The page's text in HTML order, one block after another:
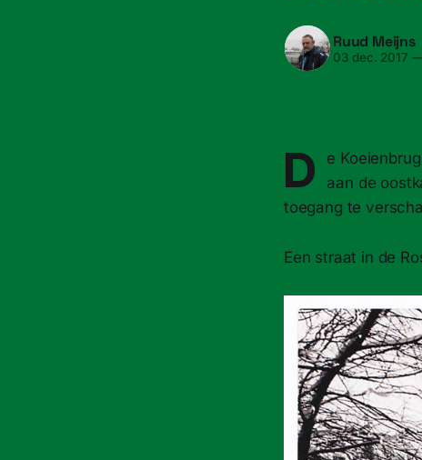
Ruud Meijns
03 dec. 2017
D
e
aan de
toegang te
Een straat in de